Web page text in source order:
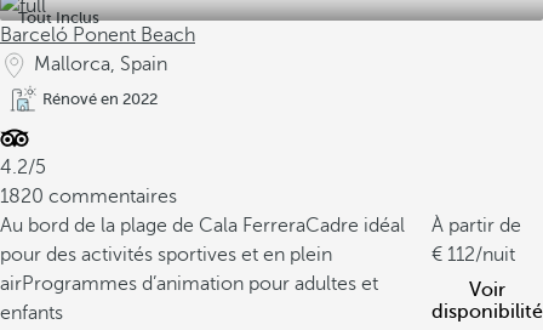
Tout Inclus
Barceló Ponent Beach
Mallorca, Spain
Rénové en 2022
4.2/5
1820 commentaires
Au bord de la plage de Cala FerreraCadre idéal
pour des activités sportives et en plein
airProgrammes d’animation pour adultes et
enfants
À partir de
112/nuit
Voir
disponibilité